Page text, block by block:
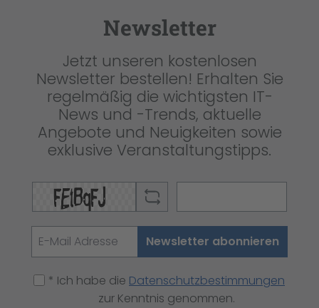
Newsletter
Jetzt unseren kostenlosen
Newsletter bestellen! Erhalten Sie
regelmäßig die wichtigsten IT-
News und -Trends, aktuelle
Angebote und Neuigkeiten sowie
exklusive Veranstaltungstipps.
Newsletter abonnieren
* Ich habe die Datenschutzbestimmungen
zur Kenntnis genommen.